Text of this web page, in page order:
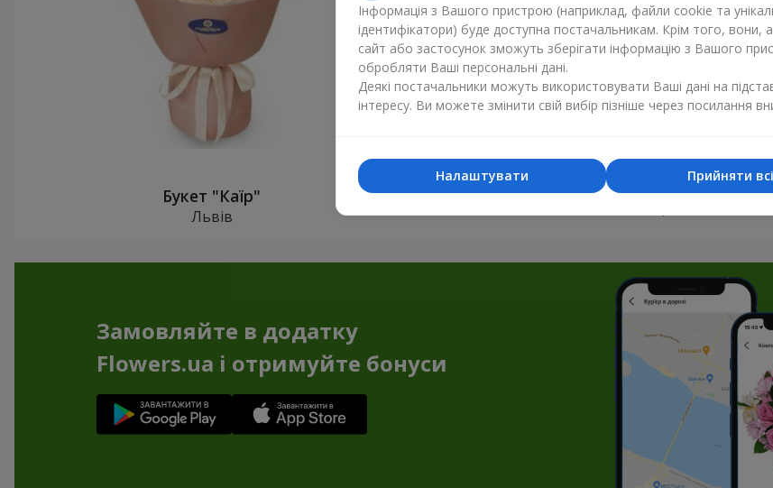
Букет "Каїр"
Львів
Усі фото доставок
Замовляйте в додатку
Flowers.ua і отримуйте бонуси
Інформація з Вашого пристрою (наприклад, файли cookie та
ідентифікатори) буде доступна постачальникам. Крім того, вони,
сайт або застосунок зможуть зберігати інформацію з Вашого
обробляти Ваші персональні дані.
Деякі постачальники можуть використовувати Ваші дані на
інтересу. Ви можете змінити свій вибір пізніше через посилання
Прийняти всі
Налаштувати